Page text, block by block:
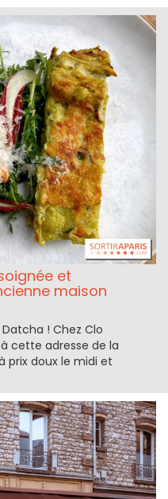
et
maison
! Chez Clo
cette adresse de la
prix doux le midi et